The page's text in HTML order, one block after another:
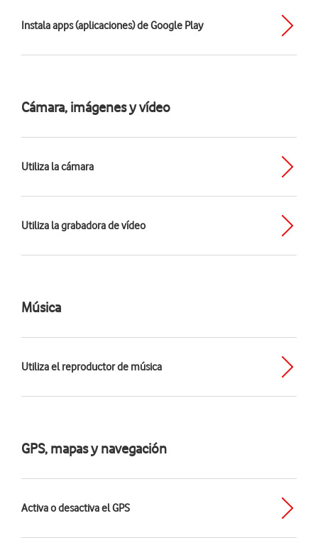
Instala apps (aplicaciones) de Google Play
Cámara, imágenes y vídeo
Utiliza la cámara
Utiliza la grabadora de vídeo
Música
Utiliza el reproductor de música
GPS, mapas y navegación
Activa o desactiva el GPS